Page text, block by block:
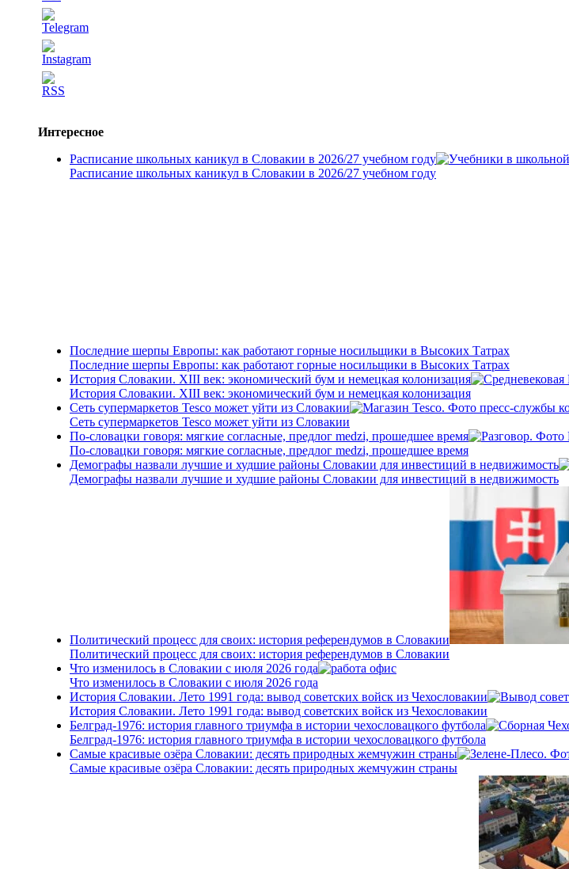
Интересное
Расписание школьных каникул в Словакии в 2026/27 учебном году
Расписание школьных каникул в Словакии в 2026/27 учебном году
Последние шерпы Европы: как работают горные носильщики в Высоких Татрах
Последние шерпы Европы: как работают горные носильщики в Высоких Татрах
История Словакии. XIII век: экономический бум и немецкая колонизация
История Словакии. XIII век: экономический бум и немецкая колонизация
Сеть супермаркетов Tesco может уйти из Словакии
Сеть супермаркетов Tesco может уйти из Словакии
По-словацки говоря: мягкие согласные, предлог medzi, прошедшее время
По-словацки говоря: мягкие согласные, предлог medzi, прошедшее время
Демографы назвали лучшие и худшие районы Словакии для инвестиций в недвижимость
Демографы назвали лучшие и худшие районы Словакии для инвестиций в недвижимость
Политический процесс для своих: история референдумов в Словакии
Политический процесс для своих: история референдумов в Словакии
Что изменилось в Словакии с июля 2026 года
Что изменилось в Словакии с июля 2026 года
История Словакии. Лето 1991 года: вывод советских войск из Чехословакии
История Словакии. Лето 1991 года: вывод советских войск из Чехословакии
Белград-1976: история главного триумфа в истории чехословацкого футбола
Белград-1976: история главного триумфа в истории чехословацкого футбола
Самые красивые озёра Словакии: десять природных жемчужин страны
Самые красивые озёра Словакии: десять природных жемчужин страны